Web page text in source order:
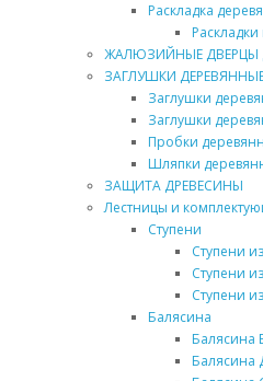
Раскладка
ЖАЛЮЗИЙНЫЕ ДВЕРЦЫ
ЗАГЛУШКИ
Заглушки
Заглушки
Пробки
Шляпки
ЗАЩИТА ДРЕВЕСИНЫ
Лестницы и
Ступени
Ступени
Ступени
Ступени
Балясина
Балясина
Балясина